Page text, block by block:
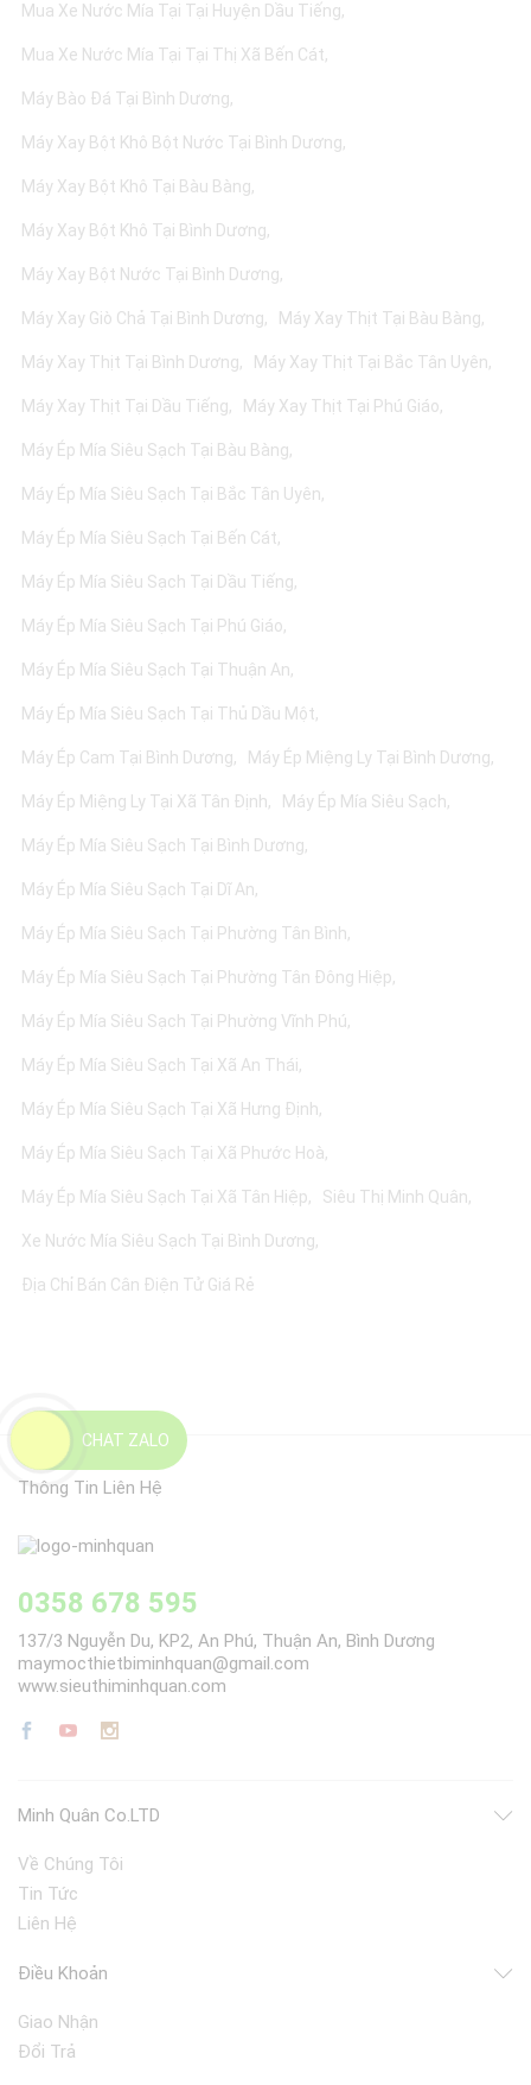
Mua Xe Nước Mía Tại Tại Huyện Dầu Tiếng
Mua Xe Nước Mía Tại Tại Thị Xã Bến Cát
Máy Bào Đá Tại Bình Dương
Máy Xay Bột Khô Bột Nước Tại Bình Dương
Máy Xay Bột Khô Tại Bàu Bàng
Máy Xay Bột Khô Tại Bình Dương
Máy Xay Bột Nước Tại Bình Dương
Máy Xay Giò Chả Tại Bình Dương Máy Xay Thịt Tại Bàu Bàng
Máy Xay Thịt Tại Bình Dương Máy Xay Thịt Tại Bắc Tân Uyên
Máy Xay Thịt Tại Dầu Tiếng Máy Xay Thịt Tại Phú Giáo
Máy Ép Mía Siêu Sạch Tại Bàu Bàng
Máy Ép Mía Siêu Sạch Tại Bắc Tân Uyên
Máy Ép Mía Siêu Sạch Tại Bến Cát
Máy Ép Mía Siêu Sạch Tại Dầu Tiếng
Máy Ép Mía Siêu Sạch Tại Phú Giáo
Máy Ép Mía Siêu Sạch Tại Thuận An
Máy Ép Mía Siêu Sạch Tại Thủ Dầu Một
Máy Ép Cam Tại Bình Dương Máy Ép Miệng Ly Tại Bình Dương
Máy Ép Miệng Ly Tại Xã Tân Định Máy Ép Mía Siêu Sạch
Máy Ép Mía Siêu Sạch Tại Bình Dương
Máy Ép Mía Siêu Sạch Tại Dĩ An
Máy Ép Mía Siêu Sạch Tại Phường Tân Bình
Máy Ép Mía Siêu Sạch Tại Phường Tân Đông Hiệp
Máy Ép Mía Siêu Sạch Tại Phường Vĩnh Phú
Máy Ép Mía Siêu Sạch Tại Xã An Thái
Máy Ép Mía Siêu Sạch Tại Xã Hưng Định
Máy Ép Mía Siêu Sạch Tại Xã Phước Hoà
Máy Ép Mía Siêu Sạch Tại Xã Tân Hiệp Siêu Thị Minh Quân
Xe Nước Mía Siêu Sạch Tại Bình Dương
Địa Chỉ Bán Cân Điện Tử Giá Rẻ
CHAT ZALO
Thông Tin Liên Hệ
0358 678 595
137/3 Nguyễn Du, KP2, An Phú, Thuận An, Bình Dương
maymocthietbiminhquan@gmail.com
www.sieuthiminhquan.com
Minh Quân Co.LTD
Về Chúng Tôi
Tin Tức
Liên Hệ
Điều Khoản
Giao Nhận
Đổi Trả